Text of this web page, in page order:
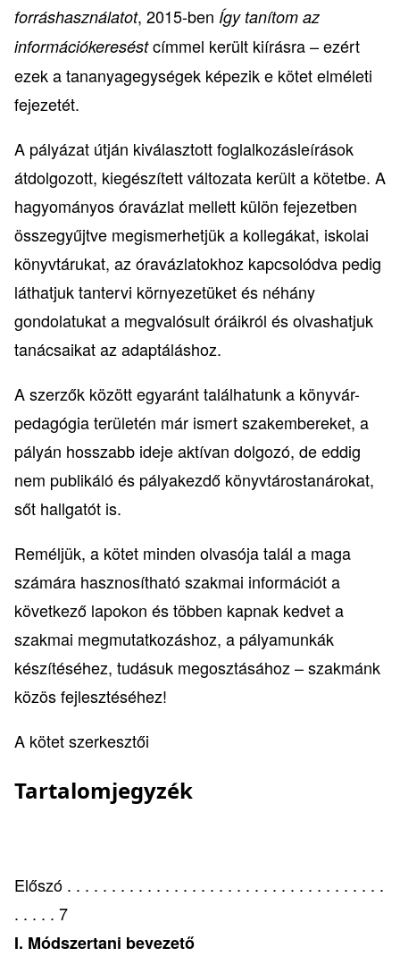
forráshasználatot, 2015-ben Így tanítom az
információkereséstcímmel került kiírásra – ezért
ezek a tananyagegységek képezik e kötet elméleti
fejezetét.
A pályázat útján kiválasztott foglalkozásleírások
átdolgozott, kiegészített változata került a kötetbe. A
hagyományos óravázlat mellett külön fejezetben
összegyűjtve megismerhetjük a kollegákat, iskolai
könyvtárukat, az óravázlatokhoz kapcsolódva pedig
láthatjuk tantervi környezetüket és néhány
gondolatukat a megvalósult óráikról és olvashatjuk
tanácsaikat az adaptáláshoz.
A szerzők között egyaránt találhatunk a könyvár-
pedagógia területén már ismert szakembereket, a
pályán hosszabb ideje aktívan dolgozó, de eddig
nem publikáló és pályakezdő könyvtárostanárokat,
sőt hallgatót is.
Reméljük, a kötet minden olvasója talál a maga
számára hasznosítható szakmai információt a
következő lapokon és többen kapnak kedvet a
szakmai megmutatkozáshoz, a pályamunkák
készítéséhez, tudásuk megosztásához – szakmánk
közös fejlesztéséhez!
A kötet szerkesztői
Tartalomjegyzék
Előszó . . . . . . . . . . . . . . . . . . . . . . . . . . . . . . . . . . . .
. . . . . 7
I. Módszertani bevezető